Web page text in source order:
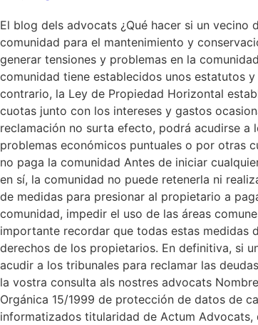
El blog dels advocats ¿Qué hacer si un
comunidad para el mantenimiento y
generar tensiones y problemas en la
comunidad tiene establecidos unos estatutos
contrario, la Ley de Propiedad Horizontal
cuotas junto con los intereses y gastos
reclamación no surta efecto, podrá acudirse a
problemas económicos puntuales o por otras
no paga la comunidad Antes de iniciar
en sí, la comunidad no puede retenerla ni
de medidas para presionar al propietario a
comunidad, impedir el uso de las áreas
importante recordar que todas estas medidas
derechos de los propietarios. En definitiva, si
acudir a los tribunales para reclamar las
la vostra consulta als nostres advocats
Orgánica 15/1999 de protección de datos de
informatizados titularidad de Actum